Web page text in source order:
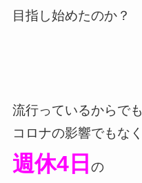
目指し始めたのか？
流行っているからでも
コロナの影響でもなく
週休4日 の